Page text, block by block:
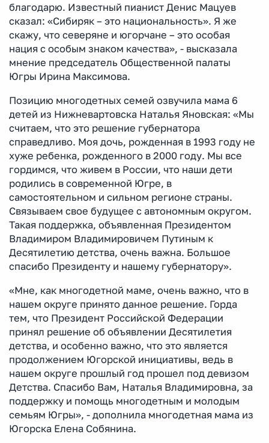
благодарю. Известный пианист Денис Мацуев
сказал: «Сибиряк – это национальность». Я же
скажу, что северяне и югорчане – это особая
нация с особым знаком качества», - высказала
мнение председатель Общественной палаты
Югры Ирина Максимова.
Позицию многодетных семей озвучила мама 6
детей из Нижневартовска Наталья Яновская: «Мы
считаем, что это решение губернатора
справедливо. Моя дочь, рожденная в 1993 году не
хуже ребенка, рожденного в 2000 году. Мы все
гордимся, что живем в России, что наши дети
родились в современной Югре, в
самостоятельном и сильном регионе страны.
Связываем свое будущее с автономным округом.
Такая поддержка, объявленная Президентом
Владимиром Владимировичем Путиным к
Десятилетию детства, очень важна. Большое
спасибо Президенту и нашему губернатору».
«Мне, как многодетной маме, очень важно, что в
нашем округе принято данное решение. Горда
тем, что Президент Российской Федерации
принял решение об объявлении Десятилетия
детства, и особенно важно, что это является
продолжением Югорской инициативы, ведь в
нашем округе прошлый год прошел под девизом
Детства. Спасибо Вам, Наталья Владимировна, за
поддержку и помощь многодетным и молодым
семьям Югры», - дополнила многодетная мама из
Югорска Елена Собянина.